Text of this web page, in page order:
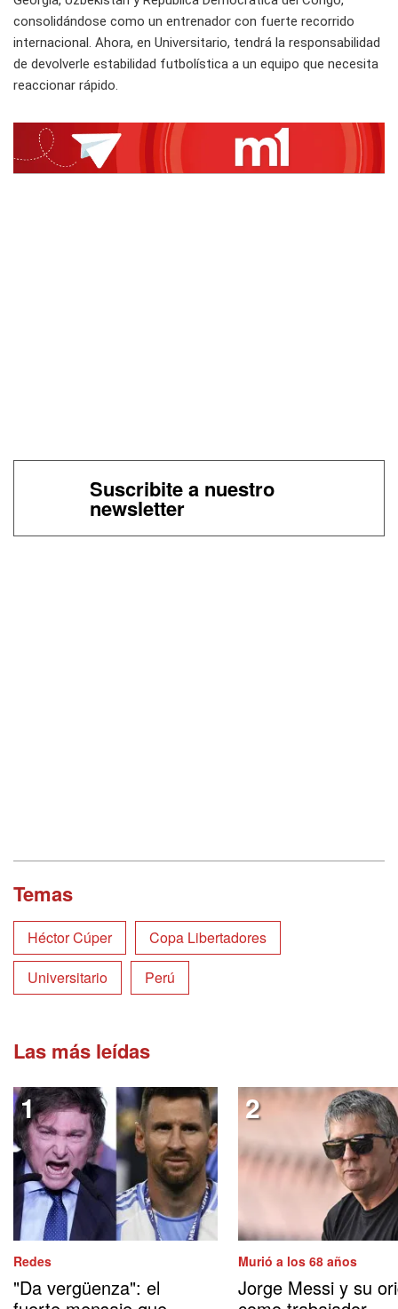
consolidándose como un entrenador con fuerte recorrido
internacional. Ahora, en Universitario, tendrá la responsabilidad
de devolverle estabilidad futbolística a un equipo que necesita
reaccionar rápido.
Suscribite a nuestro
newsletter
Temas
Héctor Cúper
Copa Libertadores
Universitario
Perú
Las más leídas
Redes
"Da vergüenza": el
Murió a los 68 años
Jorge Messi y su